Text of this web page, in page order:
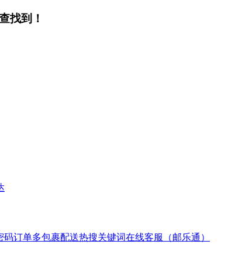
找到！
码订单多包裹配送热搜关键词在线客服（邮乐通）